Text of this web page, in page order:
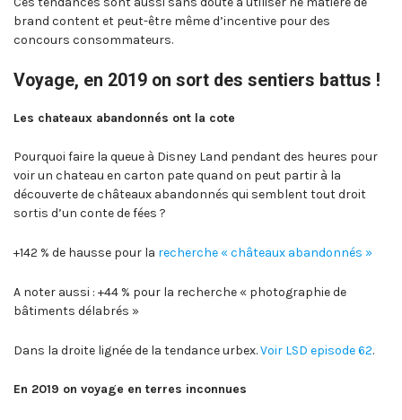
brand content et peut-être même d’incentive pour des
concours consommateurs.
Voyage, en 2019 on sort des sentiers battus !
Les chateaux abandonnés ont la cote
Pourquoi faire la queue à Disney Land pendant des heures pour
voir un chateau en carton pate quand on peut partir à la
découverte de châteaux abandonnés qui semblent tout droit
sortis d’un conte de fées ?
+142 % de hausse pour la recherche « châteaux abandonnés »
A noter aussi : +44 % pour la recherche « photographie de
bâtiments délabrés »
Dans la droite lignée de la tendance urbex.Voir LSD episode 62.
En 2019 on voyage en terres inconnues